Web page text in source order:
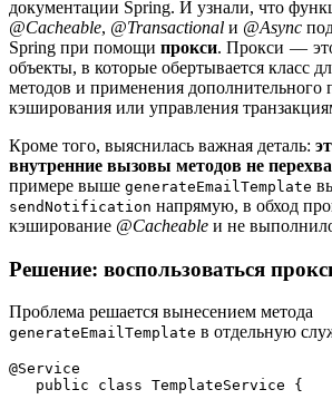
документации Spring. И узнали, что
@Cacheable, @Transactional и @Async
Spring при помощи прокси. Прокси —
объекты, в которые обертывается класс
методов и применения дополнительного
кэширования или управления
Кроме того, выяснилась важная деталь:
внутренние вызовы методов не
примере выше generateEmailTemplate
sendNotification напрямую, в обход
кэширование @Cacheable и не
Решение: воспользоваться
Проблема решается вынесением метода
generateEmailTemplate в отдельную
@Service
   public class TemplateService {